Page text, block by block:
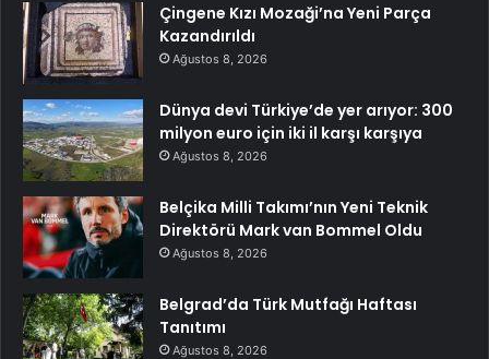
Çingene Kızı Mozaği’na Yeni Parça
Kazandırıldı
Ağustos 8, 2026
Dünya devi Türkiye’de yer arıyor: 300
milyon euro için iki il karşı karşıya
Ağustos 8, 2026
Belçika Milli Takımı’nın Yeni Teknik
Direktörü Mark van Bommel Oldu
Ağustos 8, 2026
Belgrad’da Türk Mutfağı Haftası
Tanıtımı
Ağustos 8, 2026